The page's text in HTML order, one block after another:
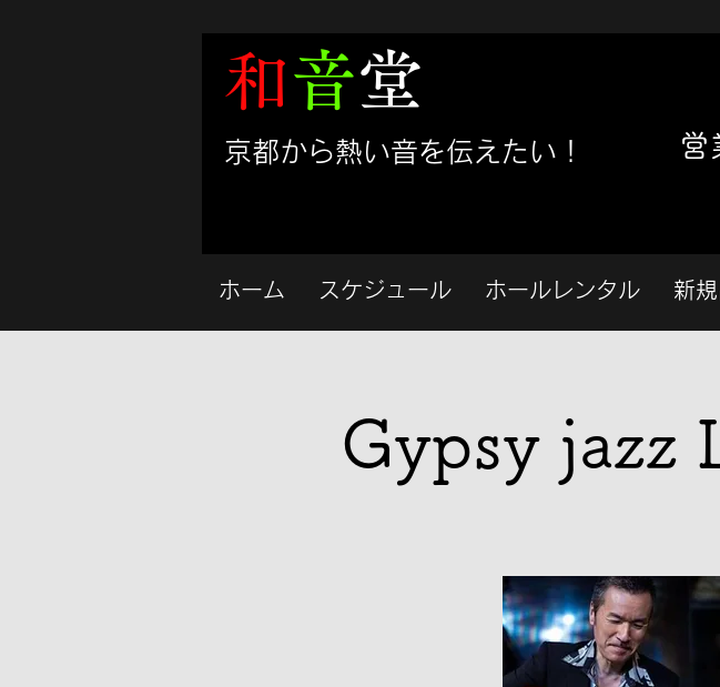
和音堂
​京都から熱い音を伝えたい！ 営
ホーム スケジュール ホールレンタル 新
Gypsy jazz